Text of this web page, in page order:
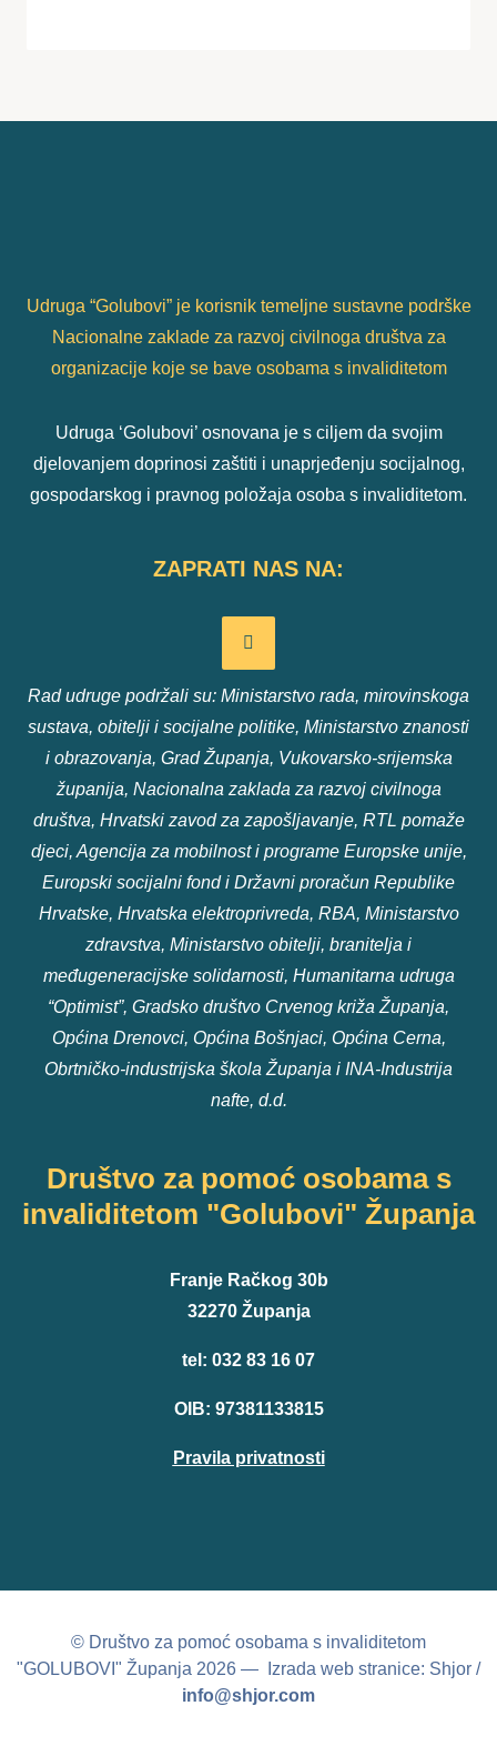
Udruga “Golubovi” je korisnik temeljne sustavne podrške
Nacionalne zaklade za razvoj civilnoga društva za
organizacije koje se bave osobama s invaliditetom
Udruga ‘Golubovi’ osnovana je s ciljem da svojim
djelovanjem doprinosi zaštiti i unaprjeđenju socijalnog,
gospodarskog i pravnog položaja osoba s invaliditetom.
ZAPRATI NAS NA:
Rad udruge podržali su: Ministarstvo rada, mirovinskoga
sustava, obitelji i socijalne politike, Ministarstvo znanosti
i obrazovanja, Grad Županja, Vukovarsko-srijemska
županija, Nacionalna zaklada za razvoj civilnoga
društva, Hrvatski zavod za zapošljavanje, RTL pomaže
djeci, Agencija za mobilnost i programe Europske unije,
Europski socijalni fond i Državni proračun Republike
Hrvatske, Hrvatska elektroprivreda, RBA, Ministarstvo
zdravstva, Ministarstvo obitelji, branitelja i
međugeneracijske solidarnosti, Humanitarna udruga
“Optimist”, Gradsko društvo Crvenog križa Županja,
Općina Drenovci, Općina Bošnjaci, Općina Cerna,
Obrtničko-industrijska škola Županja i INA-Industrija
nafte, d.d.
Društvo za pomoć osobama s
invaliditetom "Golubovi" Županja
Franje Račkog 30b
32270 Županja
tel: 032 83 16 07
OIB: 97381133815
Pravila privatnosti
© Društvo za pomoć osobama s invaliditetom
"GOLUBOVI" Županja 2026 — Izrada web stranice: Shjor /
info@shjor.com